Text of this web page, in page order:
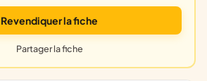
Revendiquer la fiche
Partager la fiche